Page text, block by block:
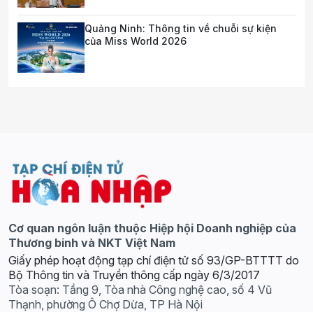
Quảng Ninh: Thông tin về chuỗi sự kiện
của Miss World 2026
Cơ quan ngôn luận thuộc Hiệp hội Doanh nghiệp của
Thương binh và NKT Việt Nam
Giấy phép hoạt động tạp chí điện tử số 93/GP-BTTTT do
Bộ Thông tin và Truyền thông cấp ngày 6/3/2017
Tòa soạn: Tầng 9, Tòa nhà Công nghệ cao, số 4 Vũ
Thạnh, phường Ô Chợ Dừa, TP Hà Nội